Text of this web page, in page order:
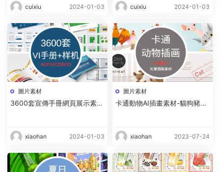
cuixiu 2024-01-03 cuixiu 2024-01-03
圖片素材
3600套宣傳手冊網頁展示素
xiaohan 2024-01-03
圖片素材
卡通動物AI插畫素材-貓狗豬卡
xiaohan 2023-07-24